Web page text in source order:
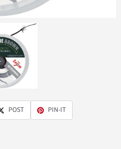
POST PIN-IT